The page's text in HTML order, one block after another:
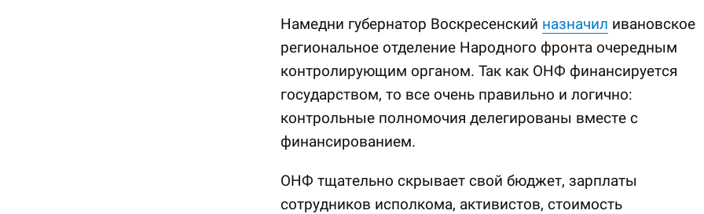
Намедни губернатор Воскресенский назначил ивановское
региональное отделение Народного фронта очередным
контролирующим органом. Так как ОНФ финансируется
государством, то все очень правильно и логично:
контрольные полномочия делегированы вместе с
финансированием.
ОНФ тщательно скрывает свой бюджет, зарплаты
сотрудников исполкома, активистов, стоимость